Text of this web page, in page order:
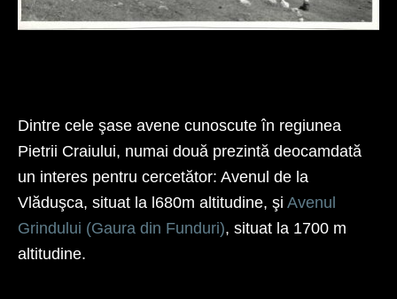
Dintre cele şase avene cunoscute în regiunea
Pietrii Craiului, numai două prezintă deocamdată
un interes pentru cercetător: Avenul de la
Vlăduşca, situat la l680m altitudine, şi Avenul
Grindului (Gaura din Funduri), situat la 1700 m
altitudine.